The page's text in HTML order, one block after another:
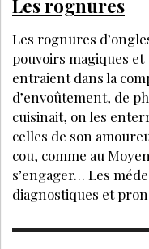
Soyez informé en
Bénéficiez de tarifs
produits et
JE
VOS